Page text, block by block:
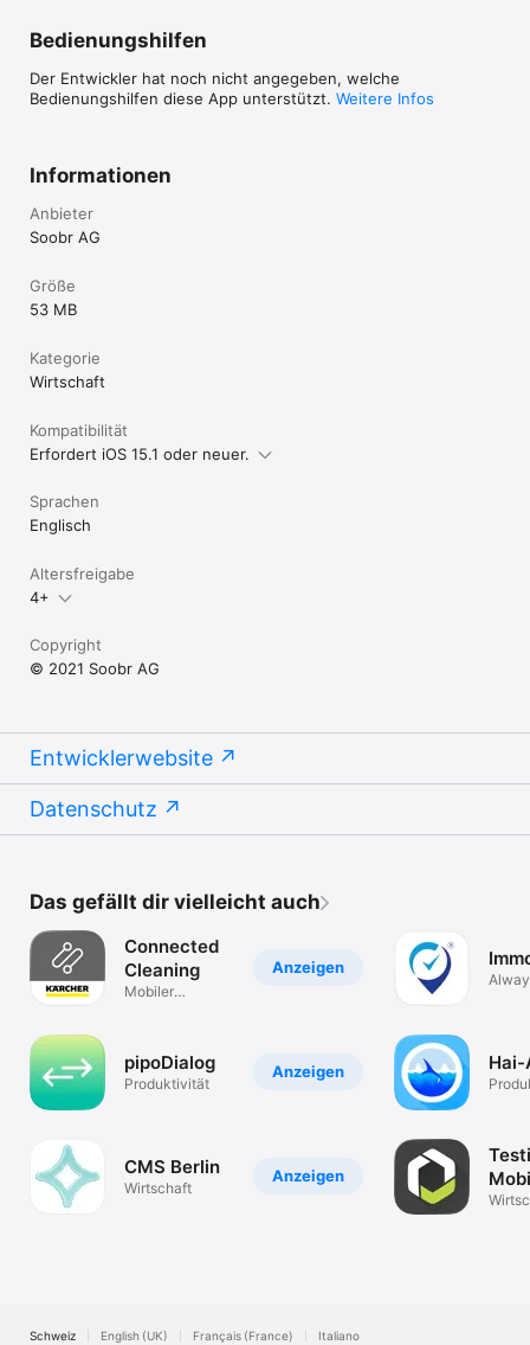
Bedienungshilfen
Der Entwickler hat noch nicht angegeben, welche
Bedienungshilfen diese App unterstützt. Weitere Infos
Informationen
Anbieter
Soobr AG
Größe
53 MB
Kategorie
Wirtschaft
Kompatibilität
Erfordert iOS 15.1 oder neuer.
Sprachen
Englisch
Altersfreigabe
4+
Copyright
© 2021 Soobr AG
Entwicklerwebsite
Datenschutz
Das gefällt dir vielleicht auch
Anzeigen
Connected
Cleaning
Mobiler
Anzeigen
pipoDialog
Produktivität
Anzeigen
CMS Berlin
Wirtschaft
Hai-
Schweiz English (UK) Français (France) Italiano